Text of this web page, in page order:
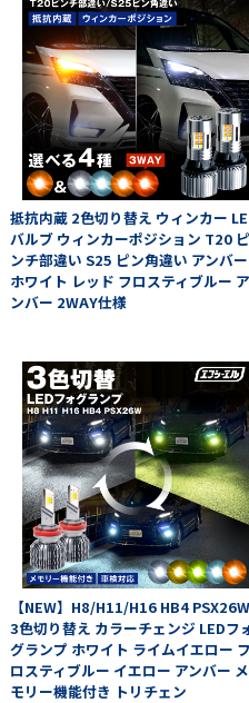
抵抗内蔵 2色切り替え ウィンカー
バルブ ウィンカーポジション T20
ンチ部違い S25 ピン角違い アンバー
ホワイト レッド フロスティブルー
ンバー 2WAY仕様
【NEW】H8/H11/H16 HB4
3色切り替え カラーチェンジ LEDフ
グランプ ホワイト ライムイエロー
ロスティブルー イエロー アンバー メ
モリー機能付き トリチェン